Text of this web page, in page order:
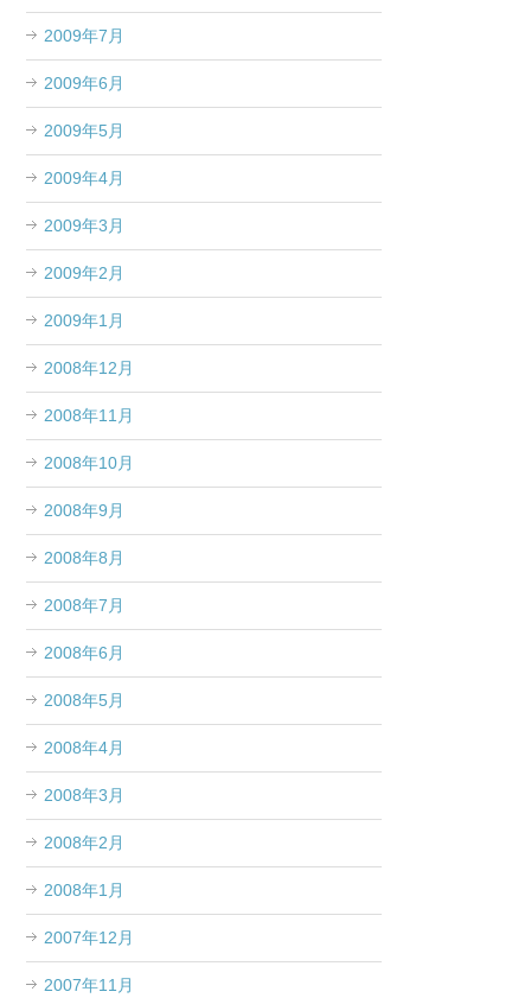
2009年7月
2009年6月
2009年5月
2009年4月
2009年3月
2009年2月
2009年1月
2008年12月
2008年11月
2008年10月
2008年9月
2008年8月
2008年7月
2008年6月
2008年5月
2008年4月
2008年3月
2008年2月
2008年1月
2007年12月
2007年11月